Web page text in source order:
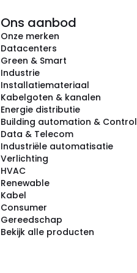
Ons aanbod
Onze merken
Datacenters
Green & Smart
Industrie
Installatiemateriaal
Kabelgoten & kanalen
Energie distributie
Building automation & Control
Data & Telecom
Industriële automatisatie
Verlichting
HVAC
Renewable
Kabel
Consumer
Gereedschap
Bekijk alle producten